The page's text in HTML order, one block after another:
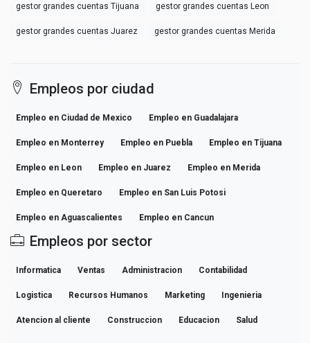
gestor grandes cuentas Tijuana gestor grandes cuentas Leon
gestor grandes cuentas Juarez gestor grandes cuentas Merida
Empleos por ciudad
Empleo en Ciudad de Mexico Empleo en Guadalajara
Empleo en Monterrey Empleo en Puebla Empleo en Tijuana
Empleo en Leon Empleo en Juarez Empleo en Merida
Empleo en Queretaro Empleo en San Luis Potosi
Empleo en Aguascalientes Empleo en Cancun
Empleos por sector
Informatica Ventas Administracion Contabilidad
Logistica Recursos Humanos Marketing Ingenieria
Atencion al cliente Construccion Educacion Salud